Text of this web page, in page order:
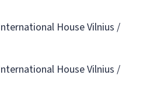
House Vilnius /
House Vilnius /